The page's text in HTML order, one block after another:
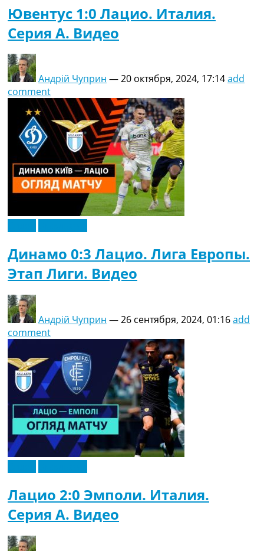
Ювентус 1:0 Лацио. Италия.
Серия A. Видео
Андрій Чуприн —20 октября, 2024, 17:14add
comment
Динамо 0:3 Лацио. Лига Европы.
Этап Лиги. Видео
Андрій Чуприн —26 сентября, 2024, 01:16add
comment
Лацио 2:0 Эмполи. Италия.
Серия A. Видео